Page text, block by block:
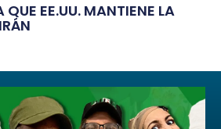
QUE EE.UU. MANTIENE LA